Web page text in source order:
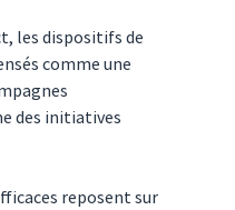
les dispositifs de
comme une
des initiatives
reposent sur